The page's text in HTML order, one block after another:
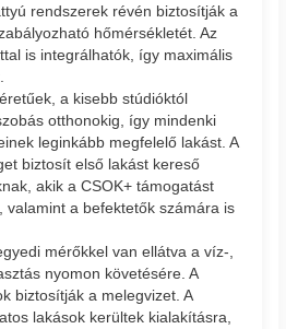
rendszerek révén biztosítják a
hőmérsékletét. Az
is integrálhatók, így maximális
a kisebb stúdióktól
otthonokig, így mindenki
leginkább megfelelő lakást. A
biztosít első lakást kereső
akik a CSOK+ támogatást
valamint a befektetők számára is
mérőkkel van ellátva a víz-,
nyomon követésére. A
biztosítják a melegvizet. A
lakások kerültek kialakításra,